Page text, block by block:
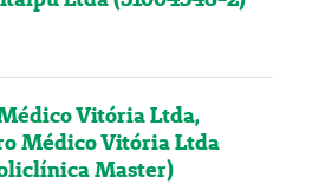
Vitória Ltda,
Médico Vitória Ltda
Master)